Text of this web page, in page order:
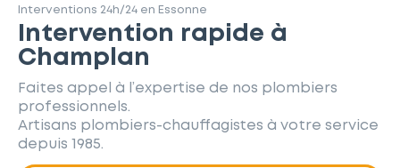
Interventions 24h/24 en Essonne
Intervention rapide à
Champlan
Faites appel à l’expertise de nos plombiers
professionnels.
Artisans plombiers-chauffagistes à votre service
depuis 1985.